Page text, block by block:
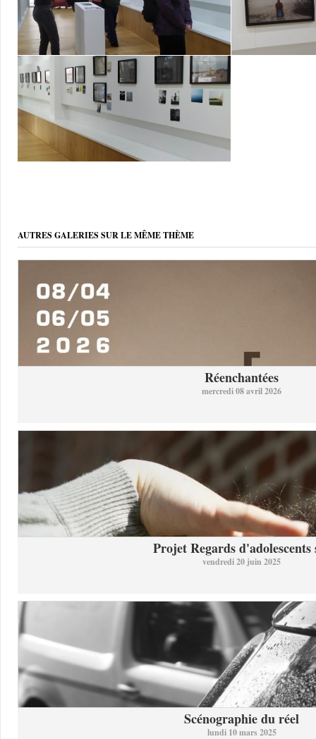
AUTRES GALERIES SUR LE MÊME THÈME
Réenchantées
mercredi 08 avril 2026
Projet Regards d'adolescents
vendredi 20 juin 2025
Scénographie du réel
lundi 10 mars 2025